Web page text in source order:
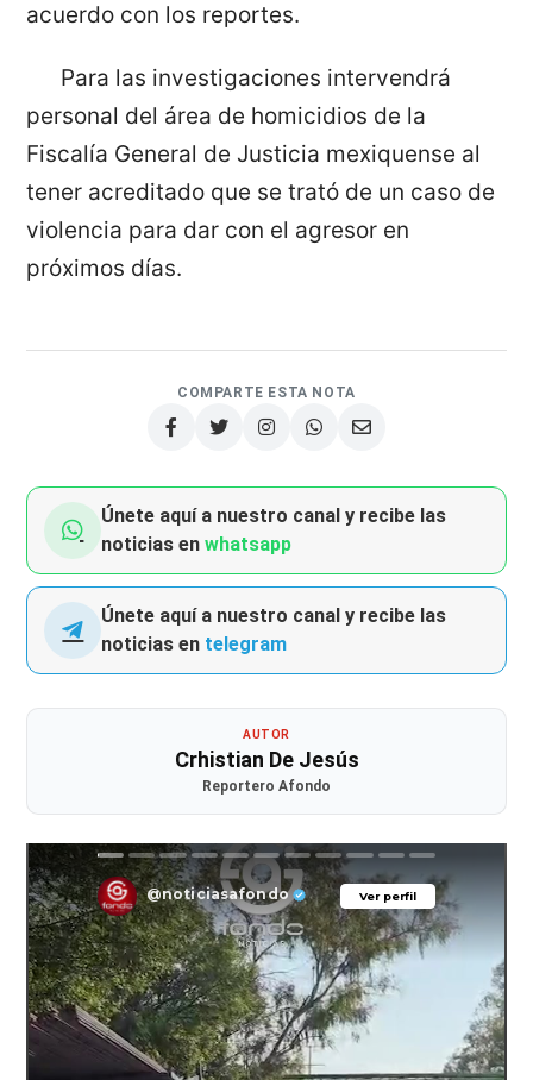
acuerdo con los reportes.
Para las investigaciones intervendrá
personal del área de homicidios de la
Fiscalía General de Justicia mexiquense al
tener acreditado que se trató de un caso de
violencia para dar con el agresor en
próximos días.
COMPARTE ESTA NOTA
Únete aquí a nuestro canal y recibe las
noticias enwhatsapp
Únete aquí a nuestro canal y recibe las
noticias en telegram
AUTOR
Crhistian De Jesús
Reportero Afondo
Ver perfil
@noticiasafondo Ver perfil